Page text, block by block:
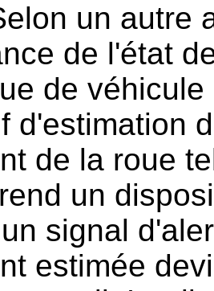
un autre
de l'état
de
d'estimation
de la roue
un
signal
estimée